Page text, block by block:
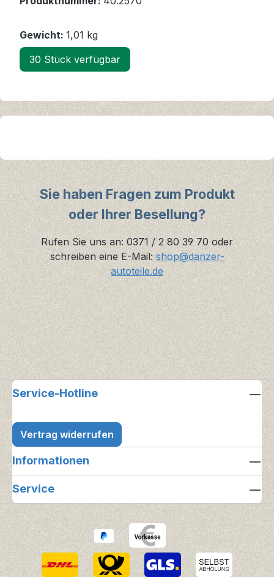
Gewicht: 1,01 kg
30 Stück verfügbar
Sie haben Fragen zum Produkt
oder Ihrer Besellung?
Rufen Sie uns an: 0371 / 2 80 39 70 oder
schreiben eine E-Mail: shop@danzer-
autoteile.de
Service-Hotline
Vertrag widerrufen
Informationen
Service